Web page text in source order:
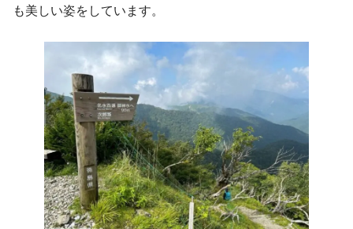
も美しい姿をしています。